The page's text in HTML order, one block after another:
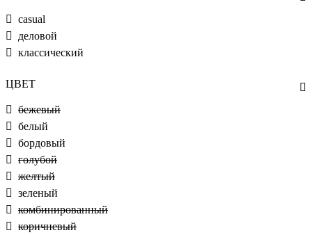
casual
деловой
классический
ЦВЕТ
бежевый
белый
бордовый
голубой
желтый
зеленый
комбинированный
коричневый